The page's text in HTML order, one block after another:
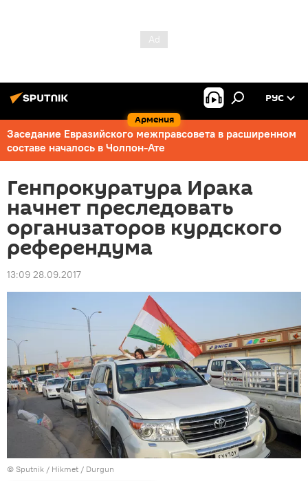
Армения
РУС
Заседание Евразийского межправсовета в расширенном
составе началось в Чолпон-Ате
Генпрокуратура Ирака
начнет преследовать
организаторов курдского
референдума
13:09 28.09.2017
© Sputnik / Hikmet / Durgun